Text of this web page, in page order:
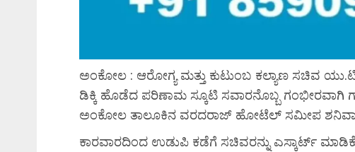
ಅಂಕೋಲ : ಆರೋಗ್ಯ ಮತ್ತು ಕುಟುಂಬ ಕಲ್ಯಾಣ ಸಚಿವ
ಡಿಕ್ಕಿ ಹೊಡೆದ ಪರಿಣಾಮ ಸ್ಕೂಟಿ ಸವಾರನೊಬ್ಬ
ಅಂಕೋಲ ತಾಲೂಕಿನ ವರದರಾಜ್ ಹೋಟೆಲ್ ಸಮೀಪ
ಕಾರವಾರದಿಂದ ಉಡುಪಿ ಕಡೆಗೆ ಸಚಿವರನ್ನು ಎಸ್ಕಾರ್ಟ್